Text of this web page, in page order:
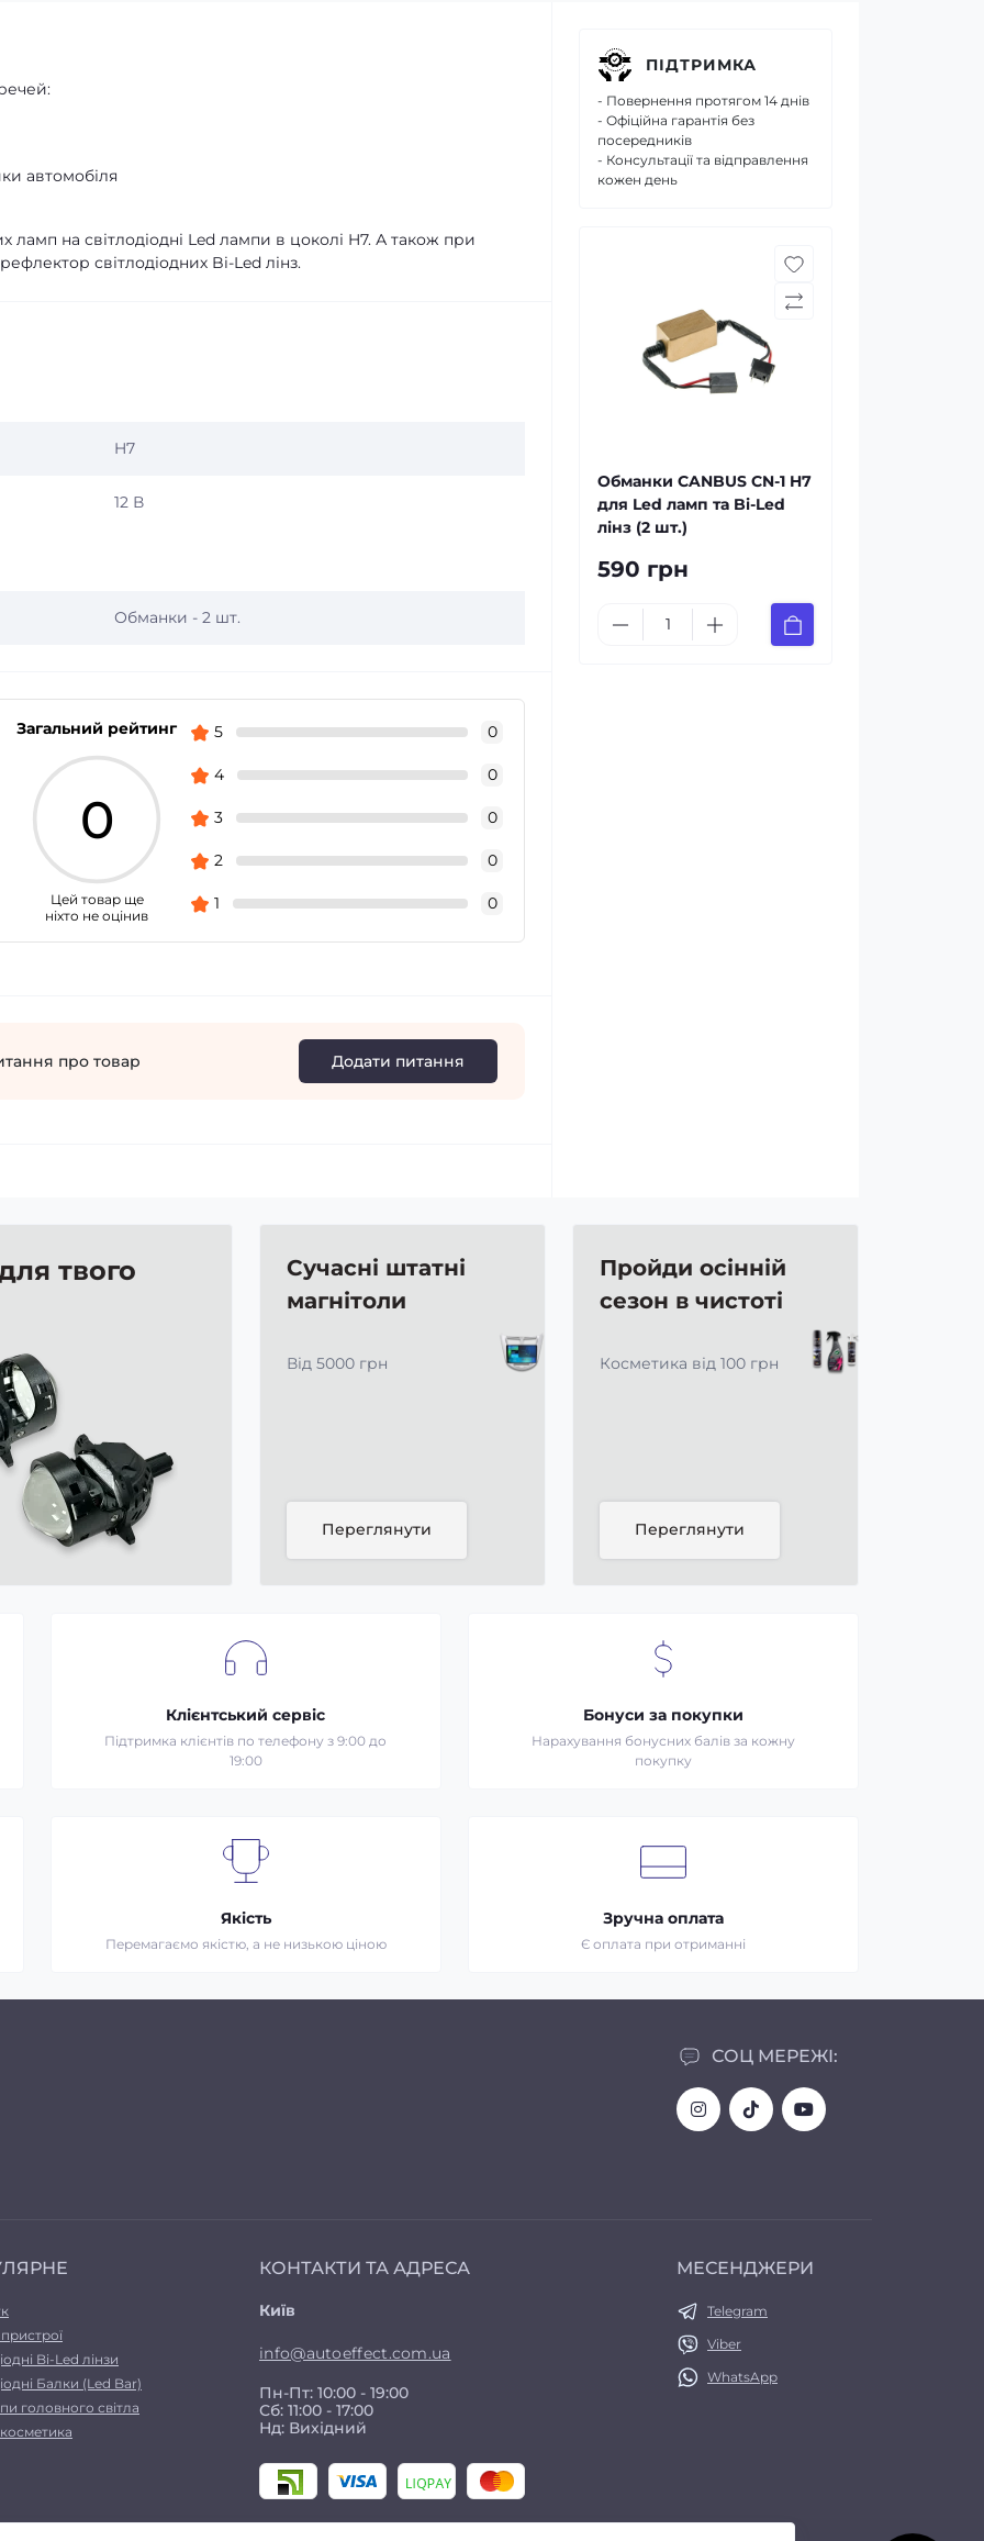
автомобіля
ламп на світлодіодні Led лампи в цоколі H7. А також при
світлодіодних Bi-Led лінз.
H7
12 В
Обманки - 2 шт.
Загальний рейтинг
0
Цей товар ще
ніхто не оцінив
5 0
4 0
3 0
2 0
1 0
про товар Додати питання
ПІДТРИМКА
- Повернення протягом 14 днів
- Офіційна гарантія без
посередників
- Консультації та відправлення
кожен день
Обманки CANBUS CN-1 H7
для Led ламп та Bi-Led
лінз (2 шт.)
590 грн
твого
Сучасні штатні
магнітоли
Від 5000 грн
Переглянути
Пройди осінній
сезон в чистоті
Косметика від 100 грн
Переглянути
Клієнтський сервіс
Підтримка клієнтів по телефону з 9:00 до
19:00
Бонуси за покупки
Нарахування бонусних балів за кожну
покупку
Якість
Перемагаємо якістю, а не низькою ціною
Зручна оплата
Є оплата при отриманні
СОЦ МЕРЕЖІ:
Bi-Led лінзи
Балки (Led Bar)
головного світла
косметика
КОНТАКТИ ТА АДРЕСА
Київ
info@autoeffect.com.ua
Пн-Пт: 10:00 - 19:00
Сб: 11:00 - 17:00
Нд: Вихідний
МЕСЕНДЖЕРИ
Telegram
Viber
WhatsApp